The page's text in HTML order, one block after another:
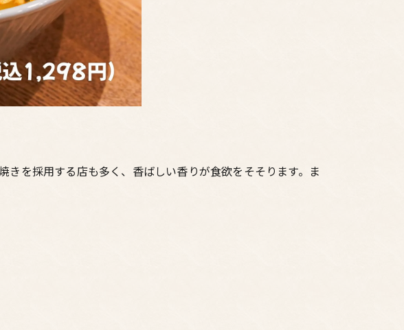
を採用する店も多く、香ばしい香りが食欲をそそります。ま